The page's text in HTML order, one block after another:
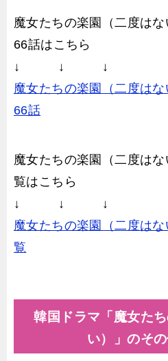
魔女たちの楽園（二度は
66話はこちら
↓ ↓ ↓
魔女たちの楽園（二度は
66話
魔女たちの楽園（二度は
覧はこちら
↓ ↓ ↓
魔女たちの楽園（二度は
覧
韓国ドラマ「魔女た
い）」のそ